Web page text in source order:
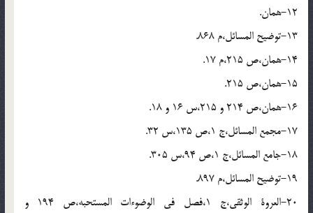
12-همان.
13-توضیح المسائل،م 868.
14-همان،ص 215،م 17.
15-همان،ص 215.
16-همان،ص 214 و 215،س 16 و 18.
17-مجمع المسائل،ج 1،ص 135،س 32.
18-جامع المسائل،ج 1،ص 94،س 305.
19-توضیح المسائل،م 897.
20-العروة الوثقى،ج 1،فصل فى الوضوءات المستحبه،ص 194 و